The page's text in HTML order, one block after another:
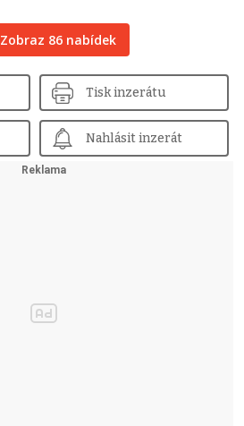
Zobraz 86 nabídek
Tisk inzerátu
Nahlásit inzerát